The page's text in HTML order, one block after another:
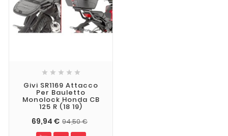
    
Givi SR1169 Attacco
Per Bauletto
Monolock Honda CB
125 R (18 19)
69,94 € 94,50 €